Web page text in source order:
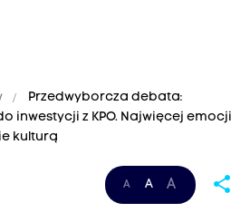
Przedwyborcza debata:
inwestycji z KPO. Najwięcej emocji
kulturą
A A A share